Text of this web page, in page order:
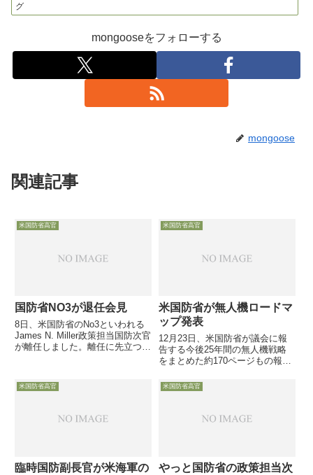
グ
mongooseをフォローする
mongoose
関連記事
米国防省高官
国防省NO3が退任会見
8日、米国防省のNo3といわれる
James N. Miller政策担当国防次官
が離任しました。離任に先立つ7
外関係がらみの米国防省の課題
を、手短に語っていますのでご紹
米国防省高官
米国防省が無人機ロードマ
ップ発表
12月23日、米国防省が議会に報
告する今後25年間の無人機戦略
をまとめた約170ページもの報告
達技術担当）と統合参謀本部副議
長の署名がある文書で・・・
米国防省高官
臨時国防副長官が米海軍の
米国防省高官
やっと国防省の政策担当次